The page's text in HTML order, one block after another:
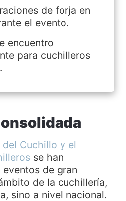
de forja en
el evento.
encuentro
para cuchilleros
Cuchillo y el
se han
de gran
de la cuchillería,
sino a nivel nacional.